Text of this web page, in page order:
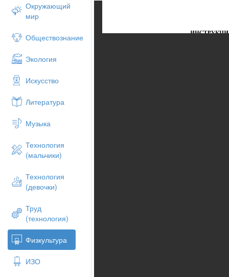
Окружающий
мир
Обществознание
Экология
Искусство
Литература
Музыка
Технология
(мальчики)
Технология
(девочки)
Труд
(технология)
Физкультура
ИЗО